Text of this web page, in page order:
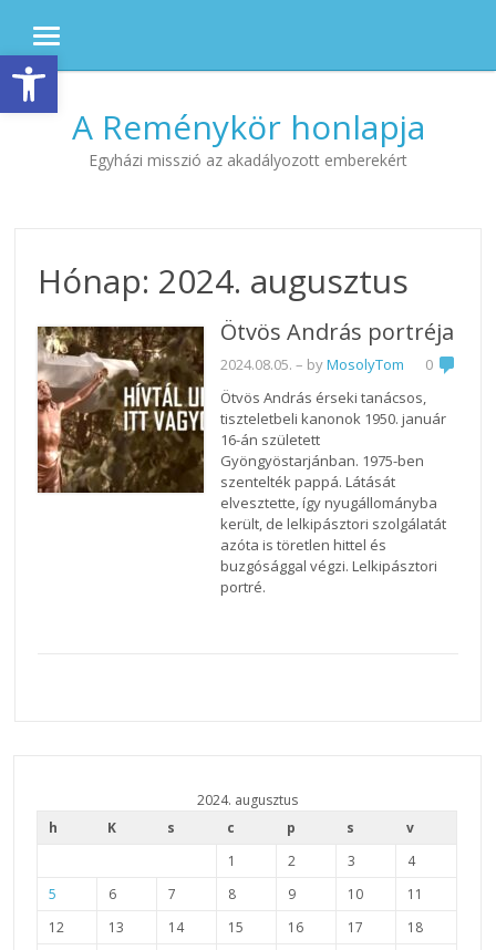
Eszköztár megnyitása
MENU
Skip to content
A Reménykör honlapja
Egyházi misszió az akadályozott emberekért
Hónap: 2024. augusztus
Ötvös András portréja
2024.08.05. – byMosolyTom
0
Ötvös András érseki tanácsos,
tiszteletbeli kanonok 1950. január
16-án született
Gyöngyöstarjánban. 1975-ben
szentelték pappá. Látását
elvesztette, így nyugállományba
került, de lelkipásztori szolgálatát
azóta is töretlen hittel és
buzgósággal végzi. Lelkipásztori
portré.
2024. augusztus
h
K s c p s
v
1
2 3
4
5
6 7 8 9 10
11
12
13 14 15 16 17
18